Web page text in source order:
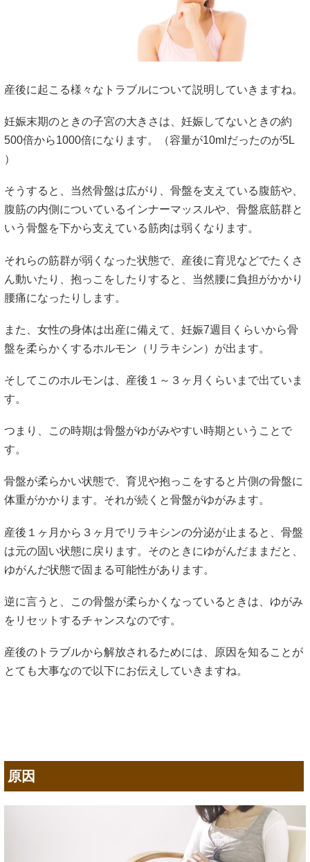
産後に起こる様々なトラブルについて説明していきますね。
妊娠末期のときの子宮の大きさは、妊娠してないときの約
500倍から1000倍になります。（容量が10mlだったのが5L
）
そうすると、当然骨盤は広がり、骨盤を支えている腹筋や、
腹筋の内側についているインナーマッスルや、骨盤底筋群と
いう骨盤を下から支えている筋肉は弱くなります。
それらの筋群が弱くなった状態で、産後に育児などでたくさ
ん動いたり、抱っこをしたりすると、当然腰に負担がかかり
腰痛になったりします。
また、女性の身体は出産に備えて、妊娠7週目くらいから骨
盤を柔らかくするホルモン（リラキシン）が出ます。
そしてこのホルモンは、産後１～３ヶ月くらいまで出ていま
す。
つまり、この時期は骨盤がゆがみやすい時期ということで
す。
骨盤が柔らかい状態で、育児や抱っこをすると片側の骨盤に
体重がかかります。それが続くと骨盤がゆがみます。
産後１ヶ月から３ヶ月でリラキシンの分泌が止まると、骨盤
は元の固い状態に戻ります。そのときにゆがんだままだと、
ゆがんだ状態で固まる可能性があります。
逆に言うと、この骨盤が柔らかくなっているときは、ゆがみ
をリセットするチャンスなのです。
産後のトラブルから解放されるためには、原因を知ることが
とても大事なので以下にお伝えしていきますね。
原因